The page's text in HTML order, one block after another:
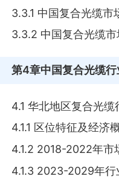
3.3.1 中国复合光缆市
3.3.2 中国复合光缆
第4章中国复合光缆
4.1 华北地区复合光缆
4.1.1 区位特征及经济
4.1.2 2018-2022年市
4.1.3 2023-2029年行